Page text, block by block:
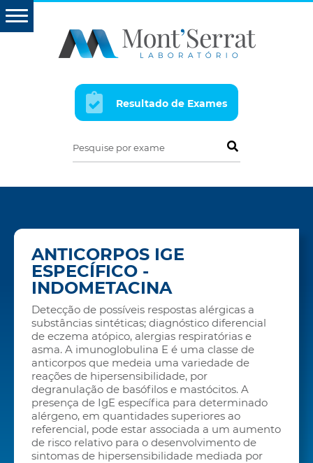
Resultado de Exames
Pesquise por exame
ANTICORPOS IGE
ESPECÍFICO -
INDOMETACINA
Detecção de possíveis respostas alérgicas a
substâncias sintéticas; diagnóstico diferencial
de eczema atópico, alergias respiratórias e
asma. A imunoglobulina E é uma classe de
anticorpos que medeia uma variedade de
reações de hipersensibilidade, por
degranulação de basófilos e mastócitos. A
presença de IgE específica para determinado
alérgeno, em quantidades superiores ao
referencial, pode estar associada a um aumento
de risco relativo para o desenvolvimento de
sintomas de hipersensibilidade mediada por